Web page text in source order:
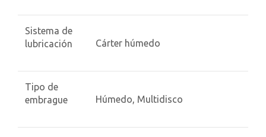
Sistema de
lubricación
Cárter húmedo
Tipo de
embrague
Húmedo, Multidisco